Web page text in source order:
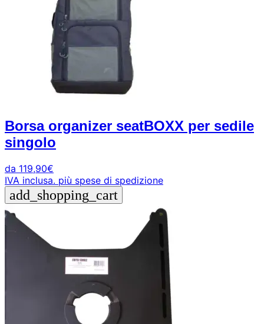
Borsa organizer seatBOXX per sedile
singolo
da 119,90€
IVA inclusa. più spese di spedizione
add_shopping_cart